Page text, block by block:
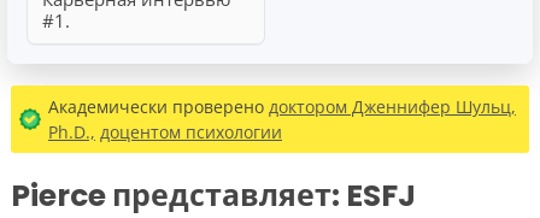
#1.
Академически проверено доктором Дженнифер Шульц,
Ph.D., доцентом психологии
Pierce представляет: ESFJ